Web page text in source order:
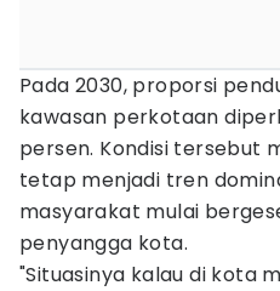
Pada 2030, proporsi
kawasan perkotaan
persen. Kondisi tersebut
tetap menjadi tren
masyarakat mulai
penyangga kota.
"Situasinya kalau di kota